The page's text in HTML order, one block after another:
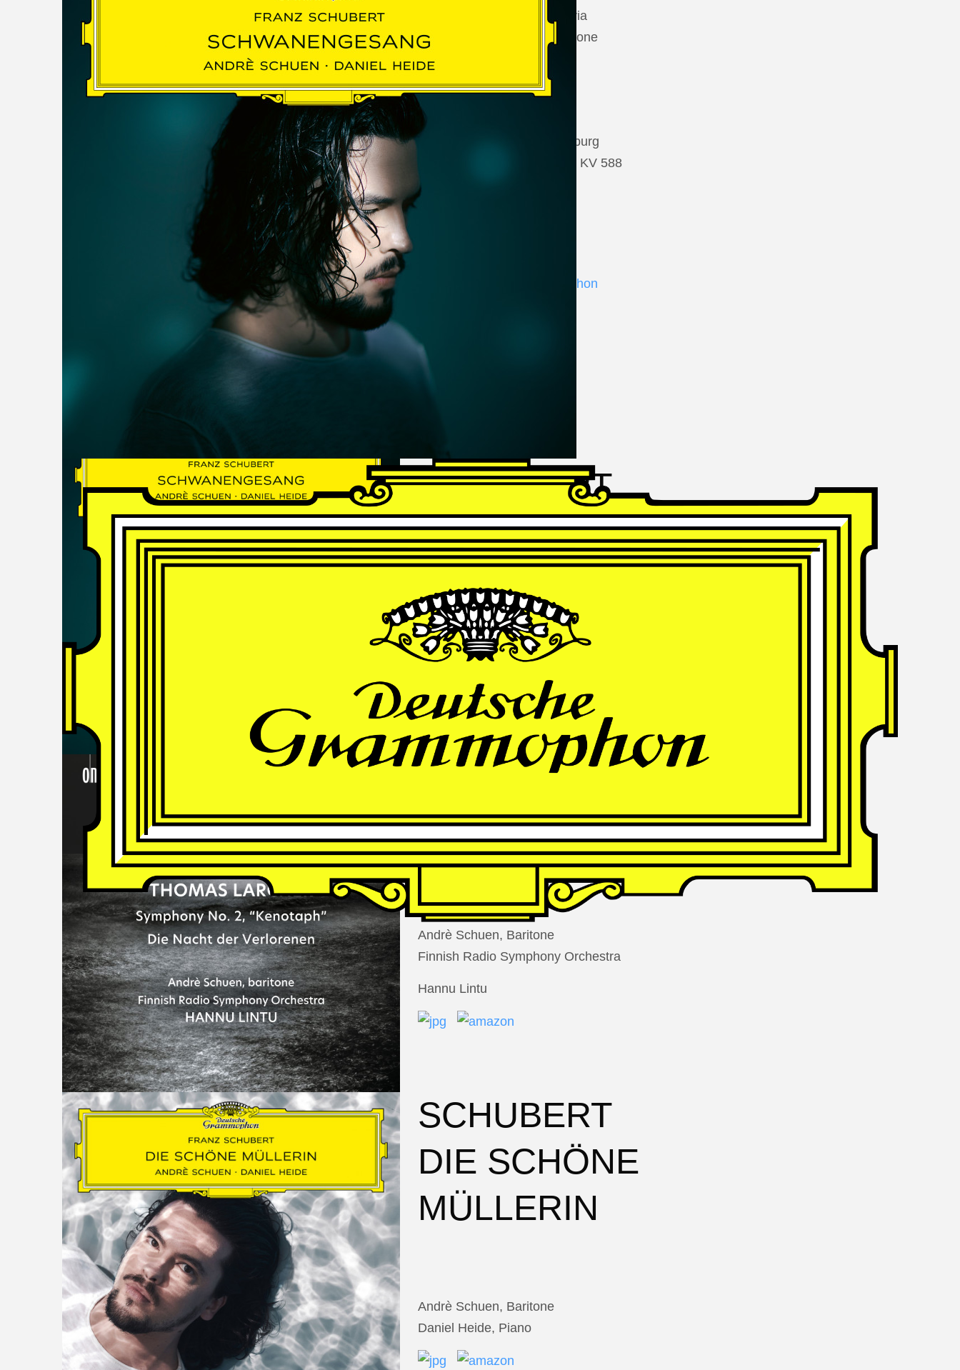
Vilabertran, Canònica de Santa Maria
Johannes Brahms: Die schöne Magelone
www.schubertiada.cat
Salzburg, Großes Festspielhaus Salzburg
Wolfgang Amadeus Mozart: Così fan tutte KV 588
www.salzburgfestival.at
Andrè Schuen at Deutsche Grammophon
SCHUBERT
Schwanengesang
Andrè Schuen, Baritone
Daniel Heide, Piano
THOMAS
LARCHER
Die Nacht der Verlorenen
Andrè Schuen, Baritone
Finnish Radio Symphony Orchestra
Hannu Lintu
SCHUBERT
DIE SCHÖNE
MÜLLERIN
Andrè Schuen, Baritone
Daniel Heide, Piano